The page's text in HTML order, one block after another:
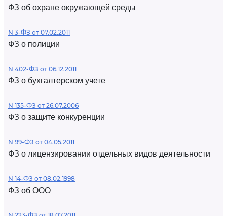
ФЗ об охране окружающей среды
N 3-ФЗ от 07.02.2011
ФЗ о полиции
N 402-ФЗ от 06.12.2011
ФЗ о бухгалтерском учете
N 135-ФЗ от 26.07.2006
ФЗ о защите конкуренции
N 99-ФЗ от 04.05.2011
ФЗ о лицензировании отдельных видов деятельности
N 14-ФЗ от 08.02.1998
ФЗ об ООО